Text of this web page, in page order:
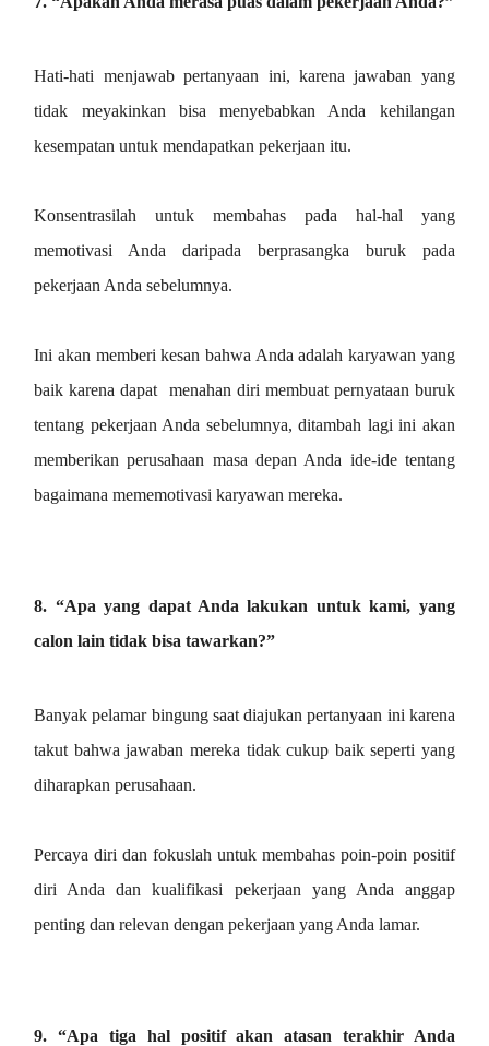
Hati-hati menjawab pertanyaan ini, karena jawaban yang
tidak meyakinkan bisa menyebabkan Anda kehilangan
kesempatan untuk mendapatkan pekerjaan itu.
Konsentrasilah untuk membahas pada hal-hal yang
memotivasi Anda daripada berprasangka buruk pada
pekerjaan Anda sebelumnya.
Ini akan memberi kesan bahwa Anda adalah karyawan yang
baik karena dapat menahan diri membuat pernyataan buruk
tentang pekerjaan Anda sebelumnya, ditambah lagi ini akan
memberikan perusahaan masa depan Anda ide-ide tentang
bagaimana mememotivasi karyawan mereka.
8. “Apa yang dapat Anda lakukan untuk kami, yang
calon lain tidak bisa tawarkan?”
Banyak pelamar bingung saat diajukan pertanyaan ini karena
takut bahwa jawaban mereka tidak cukup baik seperti yang
diharapkan perusahaan.
Percaya diri dan fokuslah untuk membahas poin-poin positif
diri Anda dan kualifikasi pekerjaan yang Anda anggap
penting dan relevan dengan pekerjaan yang Anda lamar.
9. “Apa tiga hal positif akan atasan terakhir Anda